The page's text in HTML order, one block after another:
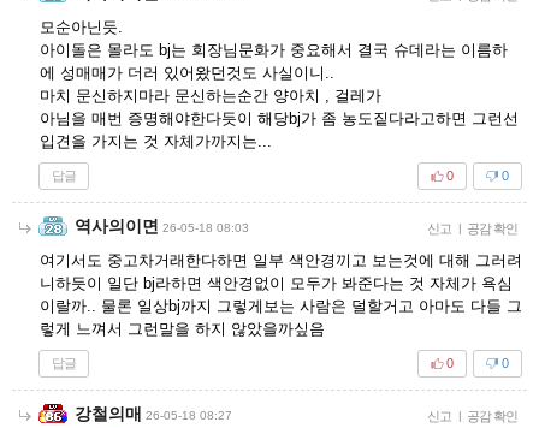
모순아닌듯.
아이돌은 몰라도 bj는 회장님문화가 중요해서 결국 슈데라는 이름하
에 성매매가 더러 있어왔던것도 사실이니..
마치 문신하지마라 문신하는순간 양아치 , 걸레가
아님을 매번 증명해야한다듯이 해당bj가 좀 농도짙다라고하면 그런선
입견을 가지는 것 자체가까지는...
답글 0
0
역사의이면 26-05-18 08:03 신고 | 공감 확인
여기서도 중고차거래한다하면 일부 색안경끼고 보는것에 대해 그러려
니하듯이 일단 bj라하면 색안경없이 모두가 봐준다는 것 자체가 욕심
이랄까.. 물론 일상bj까지 그렇게보는 사람은 덜할거고 아마도 다들 그
렇게 느껴서 그런말을 하지 않았을까싶음
답글 0
0
강철의매 26-05-18 08:27 신고 | 공감 확인